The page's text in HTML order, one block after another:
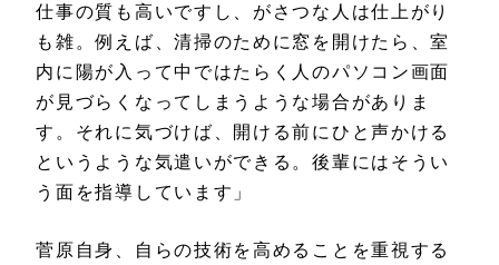
仕事の質も高いですし、がさつな人は仕上がり
も雑。例えば、清掃のために窓を開けたら、室
内に陽が入って中ではたらく人のパソコン画面
が見づらくなってしまうような場合がありま
す。それに気づけば、開ける前にひと声かける
というような気遣いができる。後輩にはそうい
う面を指導しています」
菅原自身、自らの技術を高めることを重視する